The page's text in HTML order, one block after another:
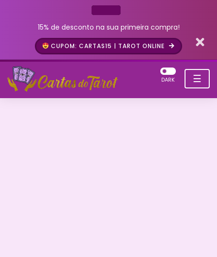
15% de desconto na sua primeira compra!
CUPOM: CARTAS15 | TAROT ONLINE
☰
DARK